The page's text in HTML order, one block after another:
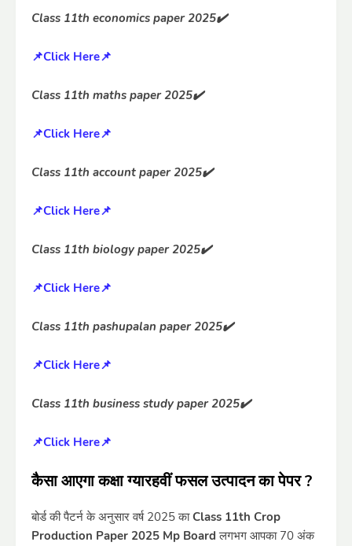
Class 11th economics paper 2025✔️
📌Click Here📌
Class 11th maths paper 2025✔️
📌Click Here📌
Class 11th account paper 2025✔️
📌Click Here📌
Class 11th biology paper 2025✔️
📌Click Here📌
Class 11th pashupalan paper 2025✔️
📌Click Here📌
Class 11th business study paper 2025✔️
📌Click Here📌
कैसा आएगा कक्षा ग्यारहवीं फसल उत्पादन का पेपर ?
बोर्ड की पैटर्न के अनुसार वर्ष 2025 काClass 11th Crop
Production Paper 2025 Mp Boardलगभग आपका 70 अंक